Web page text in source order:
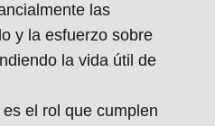
las
y la esfuerzo sobre
la vida útil de
el rol que cumplen